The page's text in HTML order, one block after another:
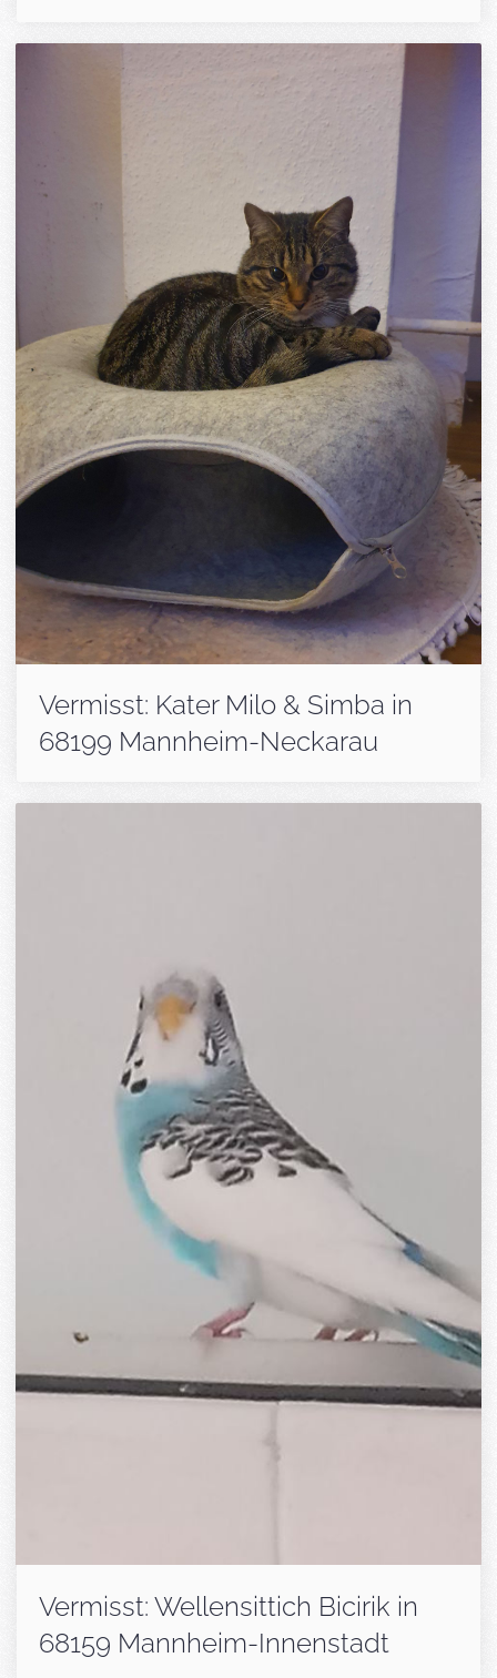
Vermisst: Kater Milo & Simba in
68199 Mannheim-Neckarau
Vermisst: Wellensittich Bicirik in
68159 Mannheim-Innenstadt